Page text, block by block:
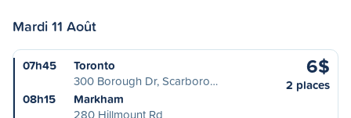
Mardi 11 Août
07h45
Toronto
300 Borough Dr, Scarboro…
08h15
Markham
280 Hillmount Rd
6$
2 places